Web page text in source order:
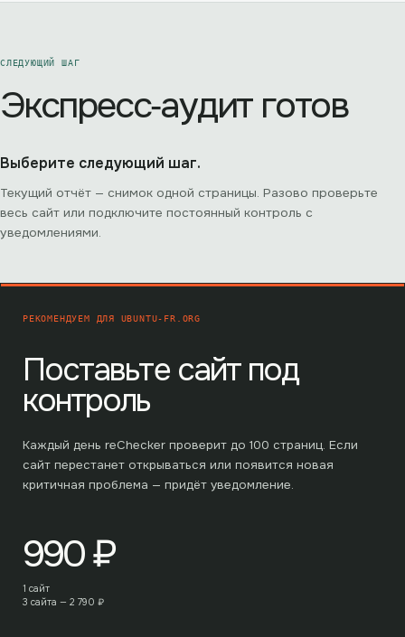
СЛЕДУЮЩИЙ ШАГ
Экспресс‑аудит готов
Выберите следующий шаг.
Текущий отчёт — снимок одной страницы. Разово проверьте
весь сайт или подключите постоянный контроль с
уведомлениями.
РЕКОМЕНДУЕМ ДЛЯ UBUNTU-FR.ORG
Поставьте сайт под
контроль
Каждый день reChecker проверит до 100 страниц. Если
сайт перестанет открываться или появится новая
критичная проблема — придёт уведомление.
990₽
1 сайт
3 сайта — 2 790 ₽